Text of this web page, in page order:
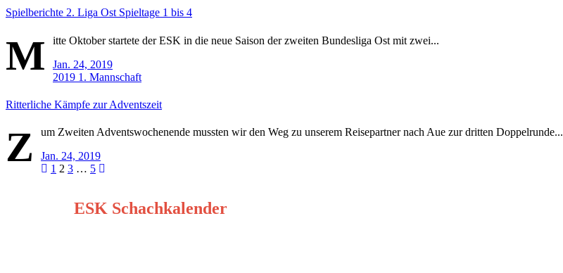
Spielberichte 2. Liga Ost Spieltage 1 bis 4
M
itte Oktober startete der ESK in die neue Saison der zweiten Bundesliga Ost mit zwei...
Jan. 24, 2019
2019 1. Mannschaft
Ritterliche Kämpfe zur Adventszeit
Z
um Zweiten Adventswochenende mussten wir den Weg zu unserem Reisepartner nach Aue zur dritten Doppelrunde...
Jan. 24, 2019
Seitennummerierung
1 2 3 … 5
ESK Schachkalender